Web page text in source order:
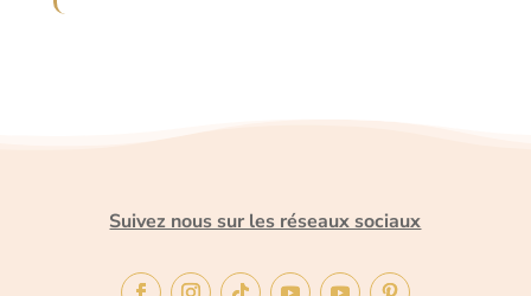
Suivez nous sur les réseaux sociaux